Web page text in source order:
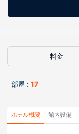
料金
部屋 : 17
ホテル概要 館内設備